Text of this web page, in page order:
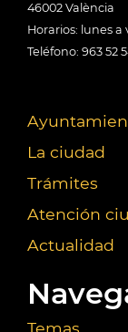
46002 València
Horarios: lunes a
Teléfono: 963 52
La ciudad
Trámites
Atención
Actualidad
Temas